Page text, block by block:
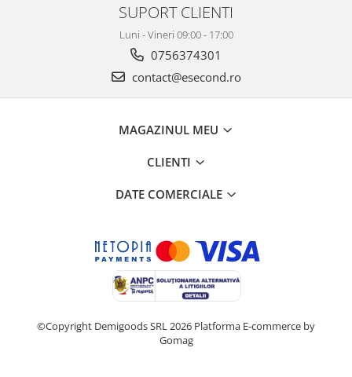
SUPORT CLIENTI
Luni - Vineri 09:00 - 17:00
0756374301
contact@esecond.ro
MAGAZINUL MEU
CLIENTI
DATE COMERCIALE
©Copyright Demigoods SRL 2026 Platforma E-commerce by
Gomag